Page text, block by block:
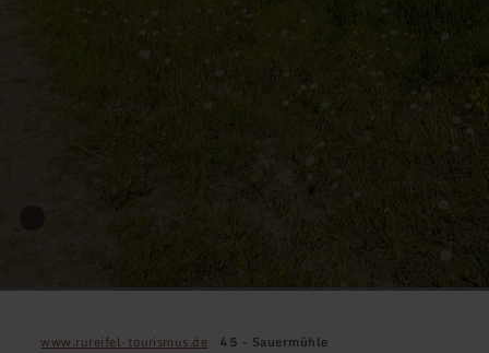
www.rureifel-tourismus.de 45 - Sauermühle